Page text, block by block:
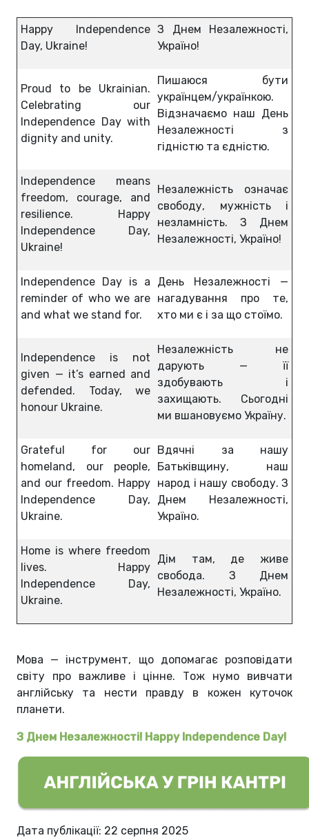
Happy Independence
Day, Ukraine!
З Днем Незалежності,
Україно!
Proud to be Ukrainian.
Celebrating our
Independence Day with
dignity and unity.
Пишаюся бути
українцем/українкою.
Відзначаємо наш День
Незалежності з
гідністю та єдністю.
Independence means
freedom, courage, and
resilience. Happy
Independence Day,
Ukraine!
Незалежність означає
свободу, мужність і
незламність. З Днем
Незалежності, Україно!
Independence Day is a
reminder of who we are
and what we stand for.
День Незалежності —
нагадування про те,
хто ми є і за що стоїмо.
Independence is not
given — it’s earned and
defended. Today, we
honour Ukraine.
Незалежність не
дарують — її
здобувають і
захищають. Сьогодні
ми вшановуємо Україну.
Grateful for our
homeland, our people,
and our freedom. Happy
Independence Day,
Ukraine.
Вдячні за нашу
Батьківщину, наш
народ і нашу свободу. З
Днем Незалежності,
Україно.
Home is where freedom
lives. Happy
Independence Day,
Ukraine.
Дім там, де живе
свобода. З Днем
Незалежності, Україно.
Мова — інструмент, що допомагає розповідати
світу про важливе і цінне. Тож нумо вивчати
англійську та нести правду в кожен куточок
планети.
З Днем Незалежності! Happy Independence Day!
Дата публікації: 22 серпня 2025